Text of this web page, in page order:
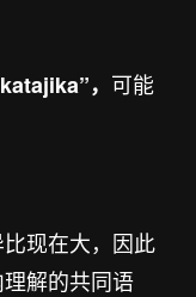
， 可能
现在大，因此
解的共同语